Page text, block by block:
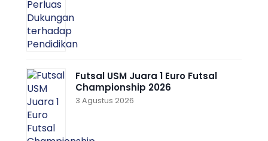
Futsal USM Juara 1 Euro Futsal
Championship 2026
3 Agustus 2026